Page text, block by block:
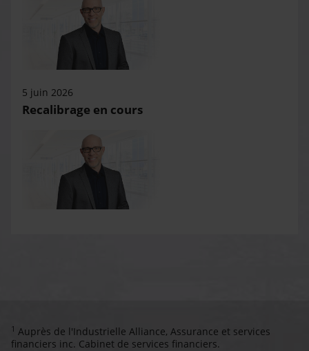
5 juin 2026
Recalibrage en cours
1 Auprès de l'Industrielle Alliance, Assurance et services
financiers inc. Cabinet de services financiers.